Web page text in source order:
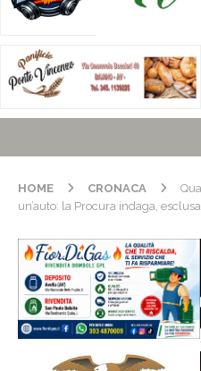
HOME CRONACA
un’auto: la Procura indaga,